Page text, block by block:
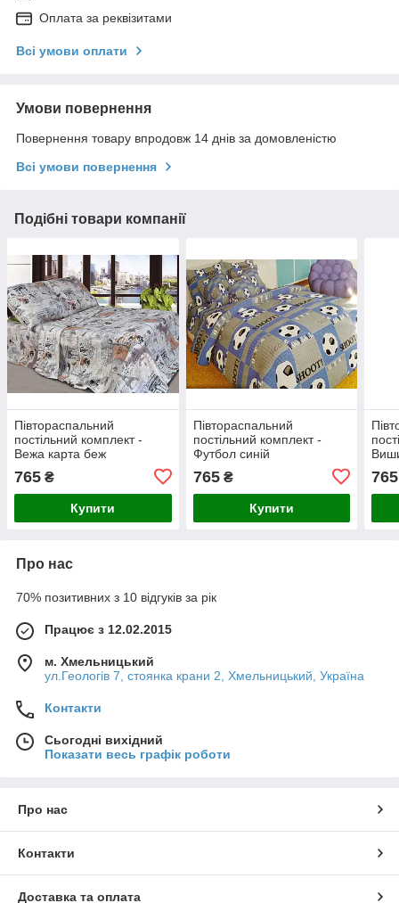
Оплата за реквізитами
Всі умови оплати
Умови повернення
Повернення товару впродовж 14 днів за домовленістю
Всі умови повернення
Подібні товари компанії
Півтораспальний
постільний комплект -
Вежа карта беж
765 ₴
Купити
Півтораспальний
постільний комплект -
Футбол синій
765₴
Купити
765
Про нас
70% позитивних з 10 відгуків за рік
Працює з 12.02.2015
м. Хмельницький
ул.Геологів 7, стоянка крани 2, Хмельницький, Україна
Контакти
Сьогодні вихідний
Показати весь графік роботи
Про нас
Контакти
Доставка та оплата